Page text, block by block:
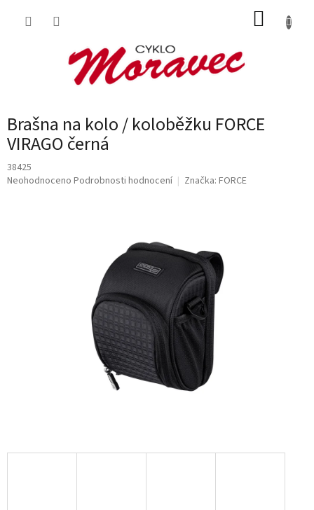
Brašna na kolo / koloběžku FORCE
VIRAGO černá
38425
Průměrné
Neohodnoceno Podrobnosti hodnocení Značka: FORCE